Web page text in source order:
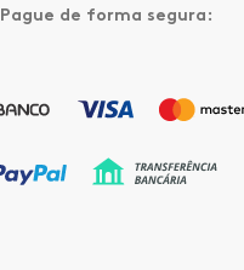
Pague de forma segura: